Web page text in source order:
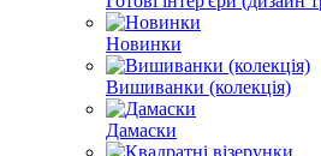
Новинки
Вишиванки (колекція)
Дамаски